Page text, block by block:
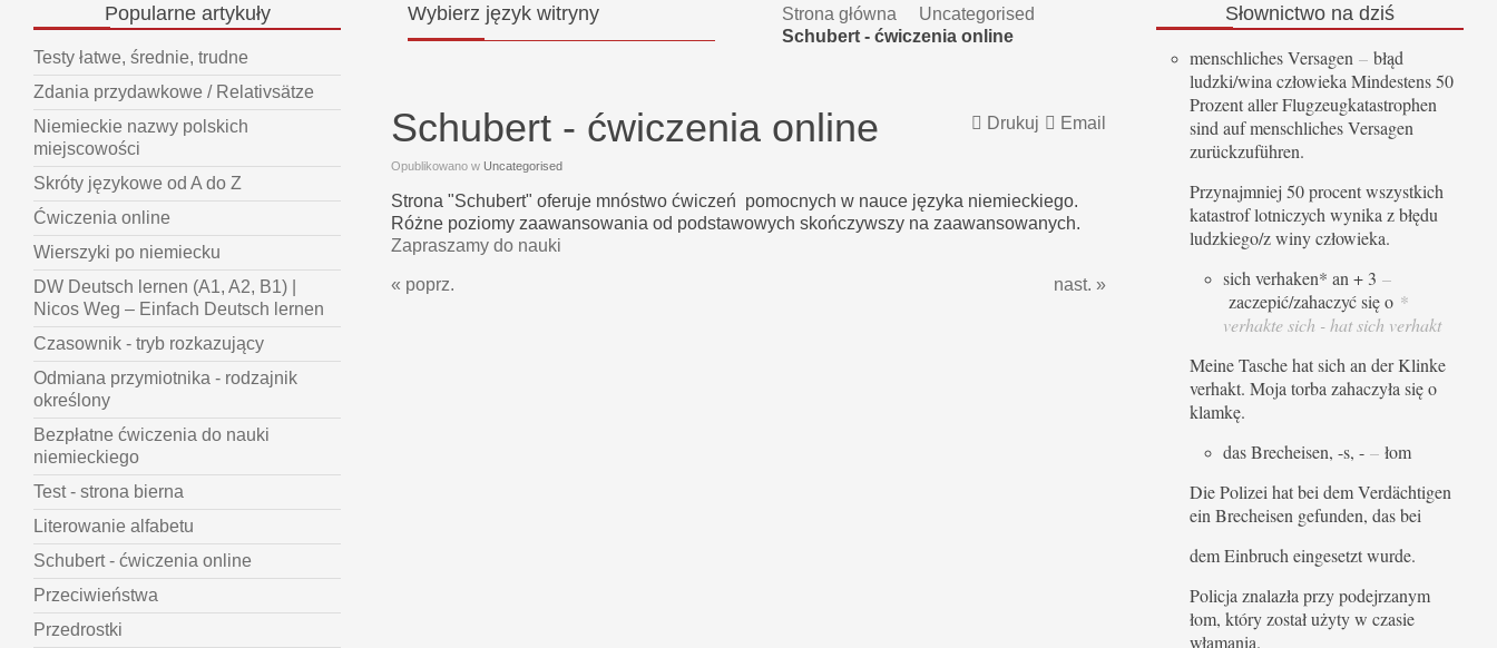
Wybierz język witryny Strona główna
Uncategorised
Schubert - ćwiczenia online
Email
Drukuj
Schubert - ćwiczenia online
Opublikowano w Uncategorised
Strona "Schubert" oferuje mnóstwo ćwiczeń pomocnych w nauce języka niemieckiego.
Różne poziomy zaawansowania od podstawowych skończywszy na zaawansowanych.
Zapraszamy do nauki
« poprz. nast. »
Popularneartykuły
Testy łatwe, średnie, trudne
Zdania przydawkowe / Relativsätze
Niemieckie nazwy polskich
miejscowości
Skróty językowe od A do Z
Ćwiczenia online
Wierszyki po niemiecku
DW Deutsch lernen (A1, A2, B1) |
Nicos Weg – Einfach Deutsch lernen
Czasownik - tryb rozkazujący
Odmiana przymiotnika - rodzajnik
określony
Bezpłatne ćwiczenia do nauki
niemieckiego
Test - strona bierna
Literowanie alfabetu
Schubert - ćwiczenia online
Przeciwieństwa
Przedrostki
Słownictwo na dziś
menschliches Versagen – błąd
ludzki/wina człowieka Mindestens 50
Prozent aller Flugzeugkatastrophen
sind auf menschliches Versagen
zurückzuführen.
Przynajmniej 50 procent wszystkich
katastrof lotniczych wynika z błędu
ludzkiego/z winy człowieka.
sich verhaken* an + 3 –
zaczepić/zahaczyć się o *
verhakte sich - hat sich verhakt
Meine Tasche hat sich an der Klinke
verhakt. Moja torba zahaczyła się o
klamkę.
das Brecheisen, -s, - – łom
Die Polizei hat bei dem Verdächtigen
ein Brecheisen gefunden, das bei
dem Einbruch eingesetzt wurde.
Policja znalazła przy podejrzanym
łom, który został użyty w czasie
włamania.